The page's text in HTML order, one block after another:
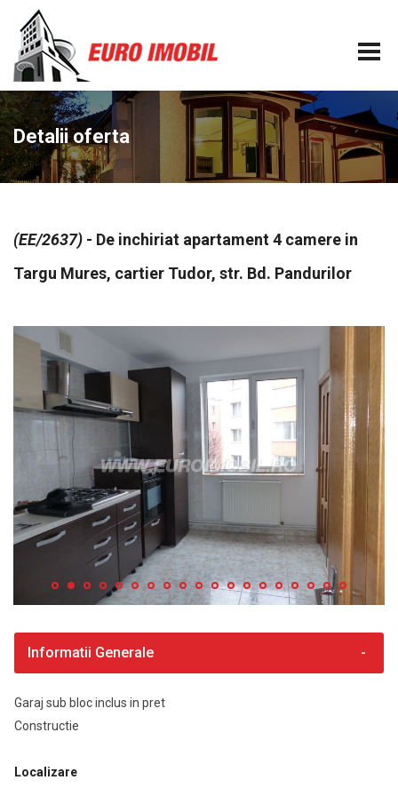
Detalii oferta
(EE/2637) - De inchiriat apartament 4 camere in
Targu Mures, cartier Tudor, str. Bd. Pandurilor
Informatii Generale
Garaj sub bloc inclus in pret
Constructie
Localizare